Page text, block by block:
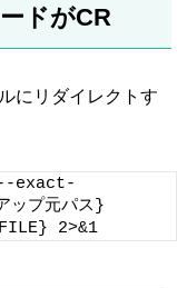
ドがCR
にリダイレクトす
exact-
ップ元パス}
2>&1